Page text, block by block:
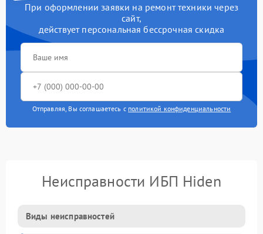
При оформлении заявки на ремонт техники через
сайт,
действует персональная бессрочная скидка
Отправляя, Вы соглашаетесь с политикой конфиденциальности
Неисправности ИБП Hiden
Виды неисправностей